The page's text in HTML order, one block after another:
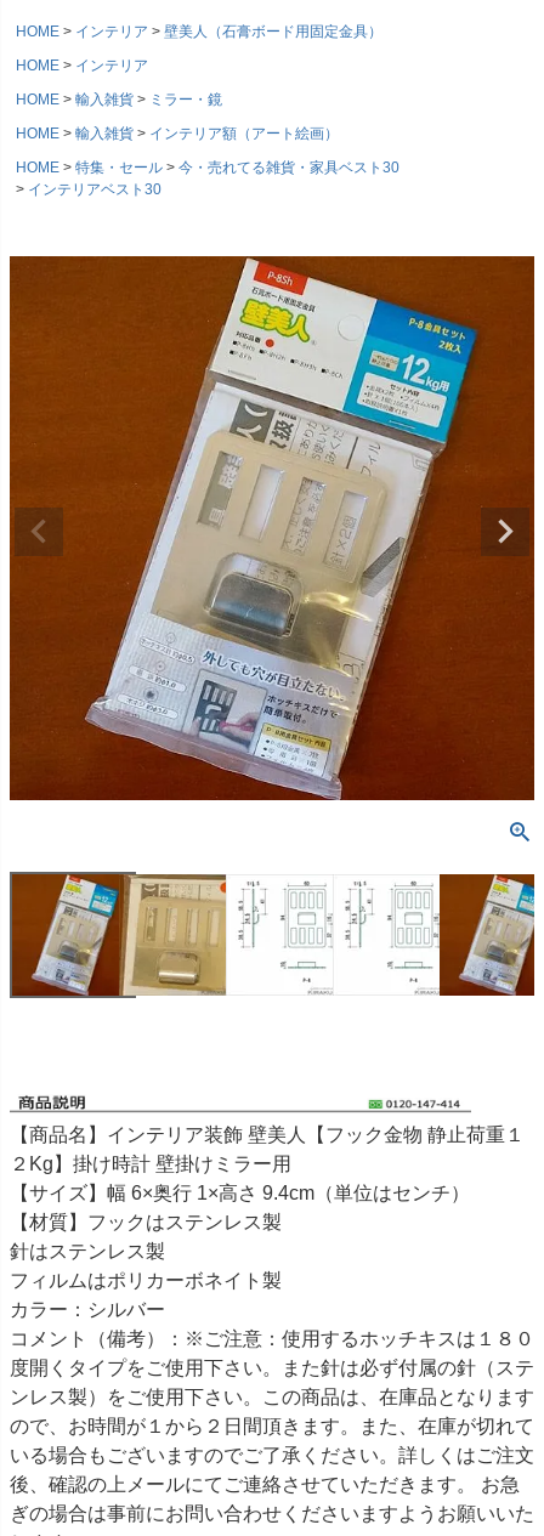
HOME インテリア
壁美人（石膏ボード用固定金具）
HOME
インテリア
HOME
輸入雑貨
ミラー・鏡
HOME
輸入雑貨
インテリア額（アート絵画）
HOME
特集・セール
今・売れてる雑貨・家具ベスト30
インテリアベスト30
【商品名】インテリア装飾 壁美人【フック金物 静止荷重１
２Kg】掛け時計 壁掛けミラー用
【サイズ】幅 6×奥行 1×高さ 9.4cm（単位はセンチ）
【材質】フックはステンレス製
針はステンレス製
フィルムはポリカーボネイト製
カラー：シルバー
コメント（備考）：※ご注意：使用するホッチキスは１８０
度開くタイプをご使用下さい。また針は必ず付属の針（ステ
ンレス製）をご使用下さい。この商品は、在庫品となります
ので、お時間が１から２日間頂きます。また、在庫が切れて
いる場合もございますのでご了承ください。詳しくはご注文
後、確認の上メールにてご連絡させていただきます。 お急
ぎの場合は事前にお問い合わせくださいますようお願いいた